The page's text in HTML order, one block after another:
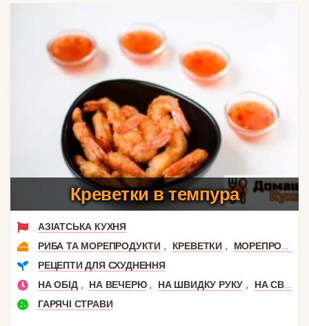
Креветки в темпура
АЗІАТСЬКА КУХНЯ
РИБА ТА МОРЕПРОДУКТИ , КРЕВЕТКИ ,
МОРЕПРОДУКТИ
РЕЦЕПТИ ДЛЯ СХУДНЕННЯ
НА ОБІД , НА ВЕЧЕРЮ , НА ШВИДКУ РУКУ ,
НА СВЯТКОВИЙ СТІЛ
ГАРЯЧІ СТРАВИ